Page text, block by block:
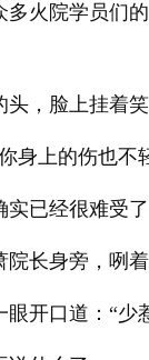
多火院学员们
，脸上挂着
身上的伤也不
已经很难受
长身旁，咧
开口道：“少